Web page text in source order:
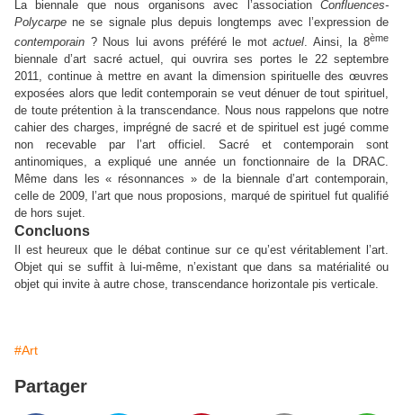
La biennale que nous organisons avec l’association Confluences-
Polycarpe ne se signale plus depuis longtemps avec l’expression de
contemporain ? Nous lui avons préféré le motactuel . Ainsi, la 8ème
biennale d’art sacré actuel, qui ouvrira ses portes le 22 septembre
2011, continue à mettre en avant la dimension spirituelle des œuvres
exposées alors que ledit contemporain se veut dénuer de tout spirituel,
de toute prétention à la transcendance. Nous nous rappelons que notre
cahier des charges, imprégné de sacré et de spirituel est jugé comme
non recevable par l’art officiel. Sacré et contemporain sont
antinomiques, a expliqué une année un fonctionnaire de la DRAC.
Même dans les « résonnances » de la biennale d’art contemporain,
celle de 2009, l’art que nous proposions, marqué de spirituel fut qualifié
de hors sujet.
Concluons
Il est heureux que le débat continue sur ce qu’est véritablement l’art.
Objet qui se suffit à lui-même, n’existant que dans sa matérialité ou
objet qui invite à autre chose, transcendance horizontale pis verticale.
#Art
Partager